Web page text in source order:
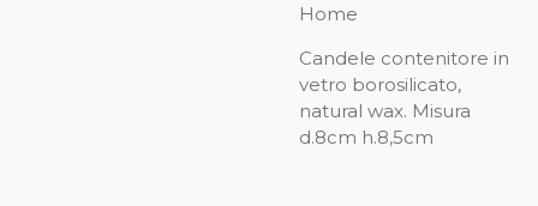
Home
Candele contenitore in
vetro borosilicato,
natural wax. Misura
d.8cm h.8,5cm